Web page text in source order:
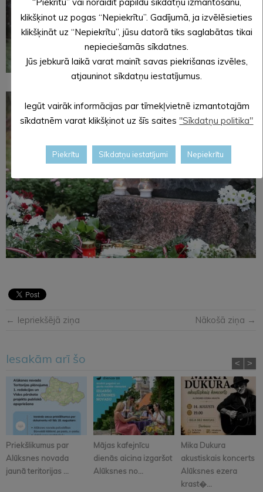
← Iepriekšējā ziņa Nākošā ziņa →
Iesakām arī šo
Priekšlikumus par
Alūksnes novada
jaunā teritorijas ...
Mājas kafejnīcu
dienās aicina izgaršot
Alūksnes no...
Mika Dukura
akustiskais koncerts
Alūksnes ezera
krast�...
< >
klikšķinot uz pogas “Nepiekrītu”. Gadījumā, ja izvēlēsieties
klikšķināt uz “Nepiekrītu”, jūsu datorā tiks saglabātas tikai
nepieciešamās sīkdatnes.
Jūs jebkurā laikā varat mainīt savas piekrišanas izvēles,
atjauninot sīkdatņu iestatījumus.
Iegūt vairāk informācijas par tīmekļvietnē izmantotajām
sīkdatnēm varat klikšķinot uz šīs saites "Sīkdatņu politika"
Piekrītu Sīkdatņu iestatījumi Nepiekrītu